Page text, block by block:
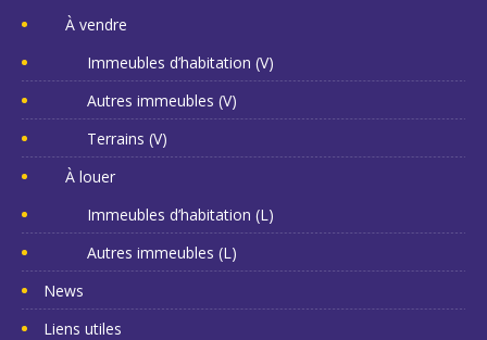
À vendre
Immeubles d’habitation (V)
Autres immeubles (V)
Terrains (V)
À louer
Immeubles d’habitation (L)
Autres immeubles (L)
News
Liens utiles